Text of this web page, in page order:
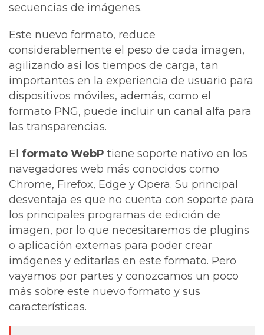
secuencias de imágenes.
Este nuevo formato, reduce
considerablemente el peso de cada imagen,
agilizando así los tiempos de carga, tan
importantes en la experiencia de usuario para
dispositivos móviles, además, como el
formato PNG, puede incluir un canal alfa para
las transparencias.
El formato WebP tiene soporte nativo en los
navegadores web más conocidos como
Chrome, Firefox, Edge y Opera. Su principal
desventaja es que no cuenta con soporte para
los principales programas de edición de
imagen, por lo que necesitaremos de plugins
o aplicación externas para poder crear
imágenes y editarlas en este formato. Pero
vayamos por partes y conozcamos un poco
más sobre este nuevo formato y sus
características.